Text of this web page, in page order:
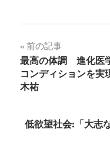
に
リ
ッ
ク
し
て
し
い
Twitter
し
ウ
開
き
投
稿
ナ
ビ
前の記事
最高の体調 進化医
コンディションを実
木祐
低欲望社会:「大志